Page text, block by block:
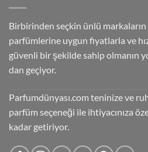
Birbirinden seçkin ünlü
parfümlerine uygun fiyatlarla ve
güvenli bir şekilde sahip olmanın
dan geçiyor.
Parfumdünyası.com teninize ve
parfüm seçeneği ile ihtiyacınıza
kadar getiriyor.